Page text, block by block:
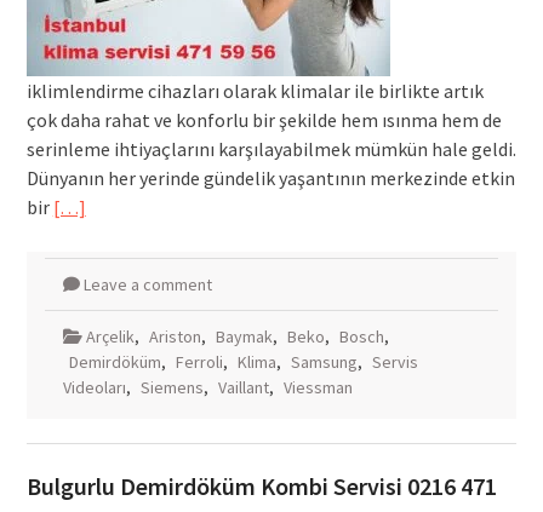
iklimlendirme cihazları olarak klimalar ile birlikte artık
çok daha rahat ve konforlu bir şekilde hem ısınma hem de
serinleme ihtiyaçlarını karşılayabilmek mümkün hale geldi.
Dünyanın her yerinde gündelik yaşantının merkezinde etkin
bir […]
Leave a comment
Arçelik, Ariston, Baymak, Beko, Bosch,
Demirdöküm, Ferroli, Klima, Samsung, Servis
Videoları, Siemens, Vaillant, Viessman
Bulgurlu Demirdöküm Kombi Servisi 0216 471